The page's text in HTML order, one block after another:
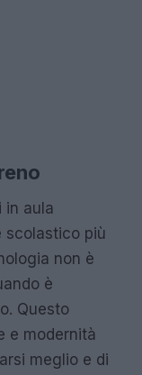
in aula
scolastico più
non è
è
Questo
e modernità
meglio e di